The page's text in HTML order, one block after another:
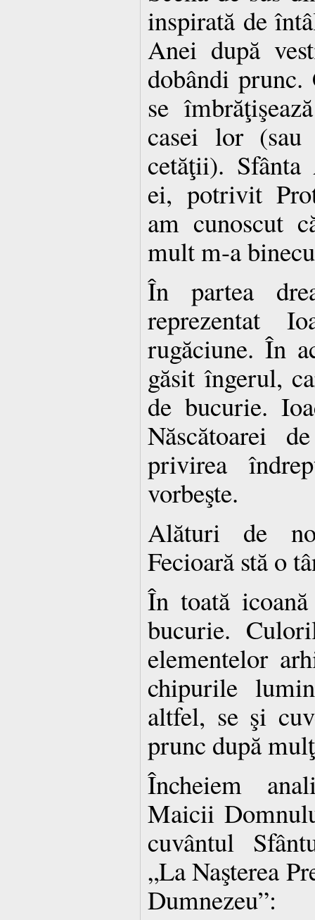
inspirată de
Anei după
dobândi
se
casei lor
cetăţii). Sfânta
ei, potrivit
am cunoscut
mult m-a
În partea
reprezentat
rugăciune. În
găsit îngerul,
de bucurie.
Născătoarei
privirea
vorbeşte.
Alături de
Fecioară stă o
În toată icoană
bucurie.
elementelor
chipurile
altfel, se şi
prunc după
Încheiem
Maicii
cuvântul
„La Naşterea
Dumnezeu”: